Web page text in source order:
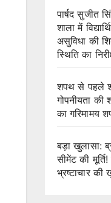
पार्षद सुजीत
शाला में
असुविधा की
स्थिति का
शपथ से पहले
गोपनीयता
का गरिमामय
बड़ा खुलासा:
सीमेंट की
भ्रष्टाचार की